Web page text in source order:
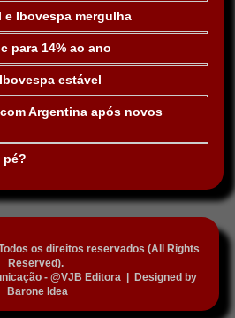
e Ibovespa mergulha
para 14% ao ano
estável
Argentina após novos
pé?
os direitos reservados (All Rights
Reserved).
- @VJB Editora|
Designed by
Barone Idea